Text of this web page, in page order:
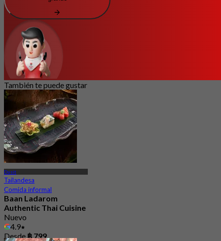
También te puede gustar
Dusit
Tailandesa
Comida informal
Baan Ladarom
Authentic Thai Cuisine
Nuevo
4.9
Desde฿ 799